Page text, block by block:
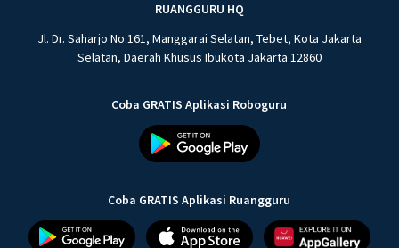
RUANGGURU HQ
Jl. Dr. Saharjo No.161, Manggarai Selatan, Tebet, Kota Jakarta
Selatan, Daerah Khusus Ibukota Jakarta 12860
Coba GRATIS Aplikasi Roboguru
Coba GRATIS Aplikasi Ruangguru